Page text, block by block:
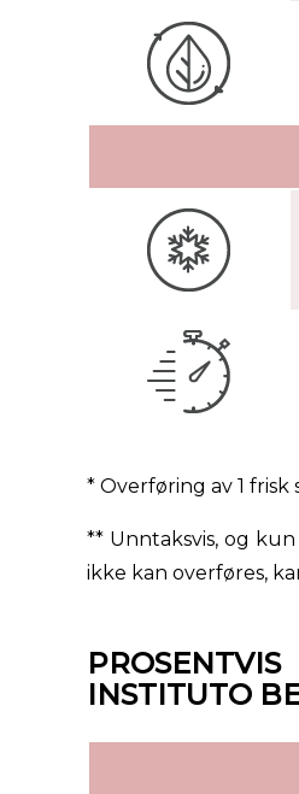
* Overføring av 1 frisk
** Unntaksvis, og
ikke kan overføres,
INSTITUTO